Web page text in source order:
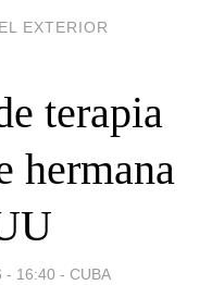
EXTERIOR
terapia
hermana
- 16:40 - CUBA